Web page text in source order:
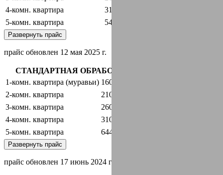
4-комн. квартира 3100 руб.
5-комн. квартира 5440 руб.
Развернуть прайс
прайс обновлен 12 мая 2025 г.
СТАНДАРТНАЯ ОБРАБОТКА + ГАРАНТИЯ
1-комн. квартира (муравьи) 1600 руб.
2-комн. квартира 2100 руб.
3-комн. квартира 2600 руб.
4-комн. квартира 3100 руб.
5-комн. квартира 6440 руб.
Развернуть прайс
прайс обновлен 17 июнь 2024 г.